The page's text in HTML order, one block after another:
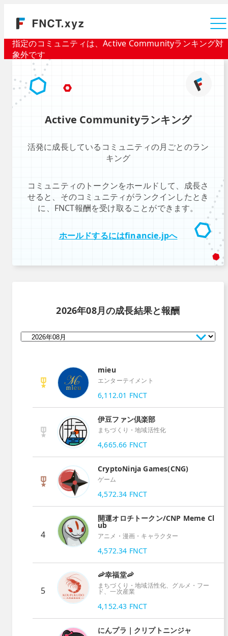
指定のコミュニティは、Active Communityランキング対
象外です
Active Communityランキング
活発に成長しているコミュニティの月ごとのラン
キング
コミュニティのトークンをホールドして、成長さ
せると、そのコミュニティがランクインしたとき
に、FNCT報酬を受け取ることができます。
ホールドするにはfinancie.jpへ
2026年08月の成長結果と報酬
mieu
エンターテイメント
6,112.01 FNCT
伊豆ファン倶楽部
まちづくり・地域活性化
4,665.66 FNCT
CryptoNinja Games(CNG)
ゲーム
4,572.34 FNCT
4
開運オロチトークン/CNP Meme Cl
ub
アニメ・漫画・キャラクター
4,572.34 FNCT
5
🦐幸福堂🦐
まちづくり・地域活性化、グルメ・フー
ド、一次産業
4,152.43 FNCT
にんプラ｜クリプトニンジャ